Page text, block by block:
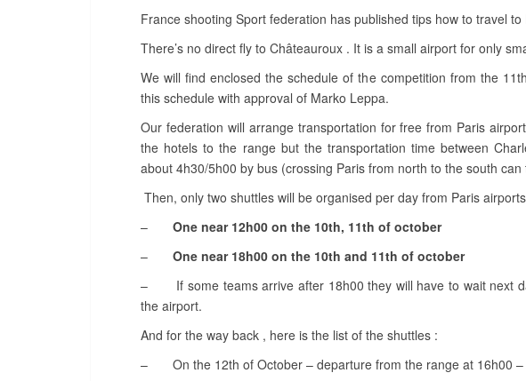
France shooting Sport federation has published tips how to travel
There’s no direct fly to Châteauroux . It is a small airport for only
We will find enclosed the schedule of the competition from the
this schedule with approval of Marko Leppa.
Our federation will arrange transportation for free from Paris
the hotels to the range but the transportation time between
about 4h30/5h00 by bus (crossing Paris from north to the south
Then, only two shuttles will be organised per day from Paris
– One near 12h00 on the 10th, 11th of october
– One near 18h00 on the 10th and 11th of october
– If some teams arrive after 18h00 they will have to wait next
the airport.
And for the way back , here is the list of the shuttles :
– On the 12th of October – departure from the range at 16h00 –